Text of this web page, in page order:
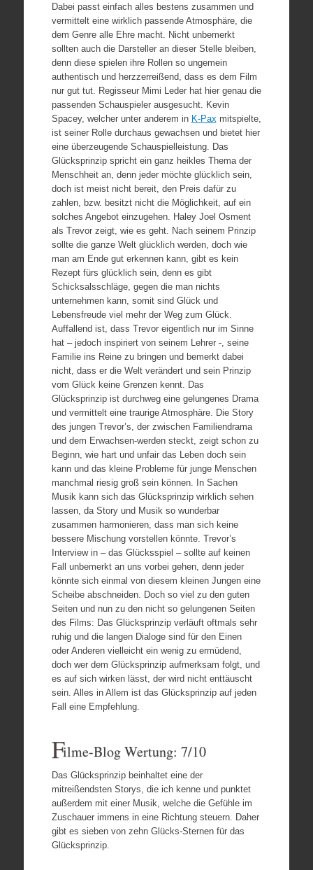
Dabei passt einfach alles bestens zusammen und
vermittelt eine wirklich passende Atmosphäre, die
dem Genre alle Ehre macht. Nicht unbemerkt
sollten auch die Darsteller an dieser Stelle bleiben,
denn diese spielen ihre Rollen so ungemein
authentisch und herzzerreißend, dass es dem Film
nur gut tut. Regisseur Mimi Leder hat hier genau die
passenden Schauspieler ausgesucht. Kevin
Spacey, welcher unter anderem in K-Pax mitspielte,
ist seiner Rolle durchaus gewachsen und bietet hier
eine überzeugende Schauspielleistung. Das
Glücksprinzip spricht ein ganz heikles Thema der
Menschheit an, denn jeder möchte glücklich sein,
doch ist meist nicht bereit, den Preis dafür zu
zahlen, bzw. besitzt nicht die Möglichkeit, auf ein
solches Angebot einzugehen. Haley Joel Osment
als Trevor zeigt, wie es geht. Nach seinem Prinzip
sollte die ganze Welt glücklich werden, doch wie
man am Ende gut erkennen kann, gibt es kein
Rezept fürs glücklich sein, denn es gibt
Schicksalsschläge, gegen die man nichts
unternehmen kann, somit sind Glück und
Lebensfreude viel mehr der Weg zum Glück.
Auffallend ist, dass Trevor eigentlich nur im Sinne
hat – jedoch inspiriert von seinem Lehrer -, seine
Familie ins Reine zu bringen und bemerkt dabei
nicht, dass er die Welt verändert und sein Prinzip
vom Glück keine Grenzen kennt. Das
Glücksprinzip ist durchweg eine gelungenes Drama
und vermittelt eine traurige Atmosphäre. Die Story
des jungen Trevor’s, der zwischen Familiendrama
und dem Erwachsen-werden steckt, zeigt schon zu
Beginn, wie hart und unfair das Leben doch sein
kann und das kleine Probleme für junge Menschen
manchmal riesig groß sein können. In Sachen
Musik kann sich das Glücksprinzip wirklich sehen
lassen, da Story und Musik so wunderbar
zusammen harmonieren, dass man sich keine
bessere Mischung vorstellen könnte. Trevor’s
Interview in – das Glücksspiel – sollte auf keinen
Fall unbemerkt an uns vorbei gehen, denn jeder
könnte sich einmal von diesem kleinen Jungen eine
Scheibe abschneiden. Doch so viel zu den guten
Seiten und nun zu den nicht so gelungenen Seiten
des Films: Das Glücksprinzip verläuft oftmals sehr
ruhig und die langen Dialoge sind für den Einen
oder Anderen vielleicht ein wenig zu ermüdend,
doch wer dem Glücksprinzip aufmerksam folgt, und
es auf sich wirken lässt, der wird nicht enttäuscht
sein. Alles in Allem ist das Glücksprinzip auf jeden
Fall eine Empfehlung.
Filme-Blog Wertung: 7/10
Das Glücksprinzip beinhaltet eine der
mitreißendsten Storys, die ich kenne und punktet
außerdem mit einer Musik, welche die Gefühle im
Zuschauer immens in eine Richtung steuern. Daher
gibt es sieben von zehn Glücks-Sternen für das
Glücksprinzip.